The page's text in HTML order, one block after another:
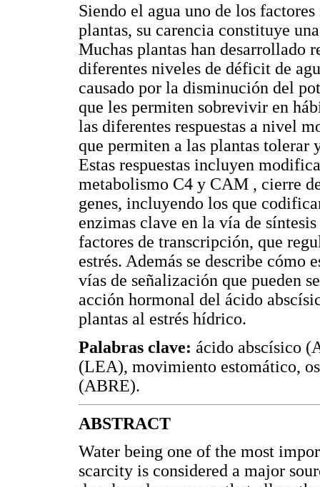
Siendo el agua uno de los
plantas, su carencia constituye
Muchas plantas han desarrollado
diferentes niveles de déficit de
causado por la disminución del
que les permiten sobrevivir en
las diferentes respuestas a nivel
que permiten a las plantas tolerar
Estas respuestas incluyen
metabolismo C4 y CAM , cierre
genes, incluyendo los que
enzimas clave en la vía de
factores de transcripción, que
estrés. Además se describe cómo
vías de señalización que pueden
acción hormonal del ácido
plantas al estrés hídrico.
Palabras clave: ácido abscísico
(LEA), movimiento estomático,
(ABRE).
ABSTRACT
Water being one of the most
scarcity is considered a major